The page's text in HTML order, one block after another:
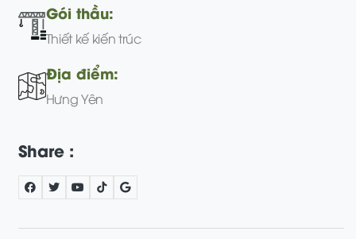
Gói thầu:
Thiết kế kiến trúc
Địa điểm:
Hưng Yên
Share :